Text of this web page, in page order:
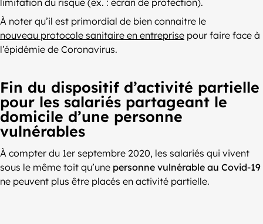
limitation du risque (ex. : écran de protection).
À noter qu’il est primordial de bien connaitre le
nouveau protocole sanitaire en entreprise pour faire face à
l’épidémie de Coronavirus.
Fin du dispositif d’activité partielle
pour les salariés partageant le
domicile d’une personne
vulnérables
À compter du 1er septembre 2020, les salariés qui vivent
sous le même toit qu’une personne vulnérable au Covid-19
ne peuvent plus être placés en activité partielle.